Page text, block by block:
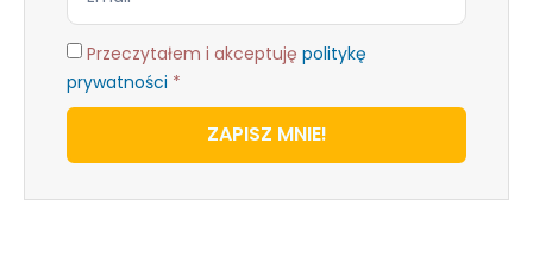
Przeczytałem i akceptuję politykę
prywatności *
ZAPISZ MNIE!